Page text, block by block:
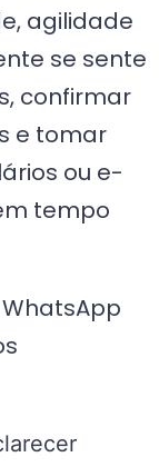
agilidade
se sente
confirmar
e tomar
ou e-
tempo